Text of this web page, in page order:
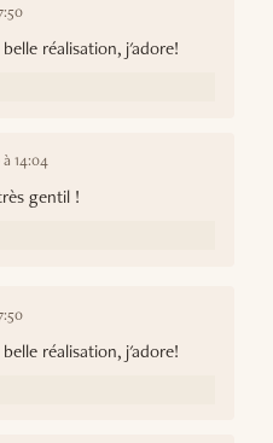
réalisation, j'adore!
14:04
gentil !
réalisation, j'adore!